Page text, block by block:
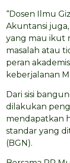
“Dosen Ilmu
Akuntansi
yang mau ikut
masalah atau
peran
keberjalanan
Dari sisi
dilakukan
mendapatkan
standar yang
(BGN).